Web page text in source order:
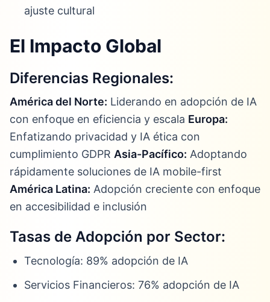
ajuste cultural
El Impacto Global
Diferencias Regionales:
América del Norte: Liderando en adopción de IA
con enfoque en eficiencia y escala Europa:
Enfatizando privacidad y IA ética con
cumplimiento GDPR Asia-Pacífico: Adoptando
rápidamente soluciones de IA mobile-first
América Latina: Adopción creciente con enfoque
en accesibilidad e inclusión
Tasas de Adopción por Sector:
Tecnología: 89% adopción de IA
Servicios Financieros: 76% adopción de IA